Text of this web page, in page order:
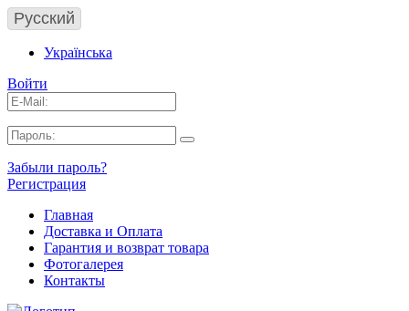
Русский
Українська
Войти
Забыли пароль?
Регистрация
Главная
Доставка и Оплата
Гарантия и возврат товара
Фотогалерея
Контакты